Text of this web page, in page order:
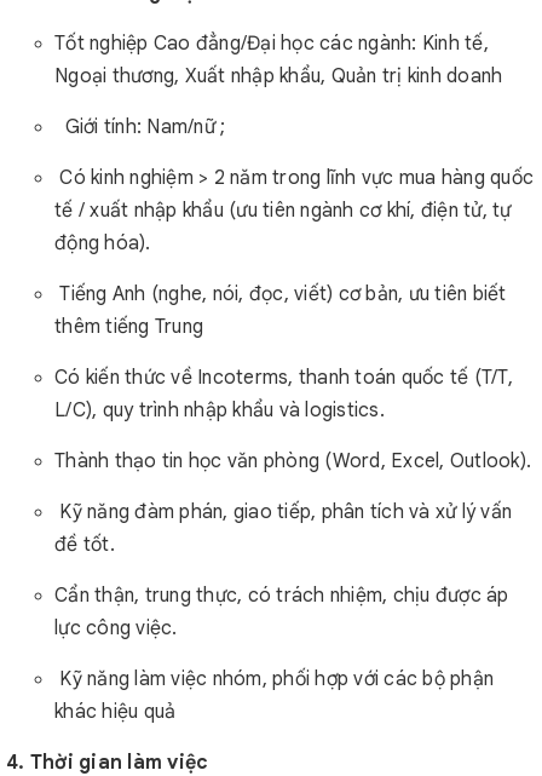
Tốt nghiệp Cao đẳng/Đại học các ngành: Kinh tế,
Ngoại thương, Xuất nhập khẩu, Quản trị kinh doanh
Giới tính: Nam/nữ ;
Có kinh nghiệm > 2 năm trong lĩnh vực mua hàng quốc
tế / xuất nhập khẩu (ưu tiên ngành cơ khí, điện tử, tự
động hóa).
Tiếng Anh (nghe, nói, đọc, viết) cơ bản, ưu tiên biết
thêm tiếng Trung
Có kiến thức về Incoterms, thanh toán quốc tế (T/T,
L/C), quy trình nhập khẩu và logistics.
Thành thạo tin học văn phòng (Word, Excel, Outlook).
Kỹ năng đàm phán, giao tiếp, phân tích và xử lý vấn
đề tốt.
Cẩn thận, trung thực, có trách nhiệm, chịu được áp
lực công việc.
Kỹ năng làm việc nhóm, phối hợp với các bộ phận
khác hiệu quả
4. Thời gian làm việc